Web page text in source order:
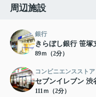
周辺施設
銀行
きらぼし銀行 笹塚
89ｍ（2分）
コンビニエンスストア
セブンイレブン 渋
111ｍ（2分）